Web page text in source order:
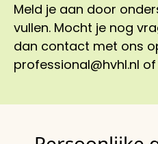
Meld je aan door
vullen. Mocht je nog
dan contact met ons
professional@hvhl.nl